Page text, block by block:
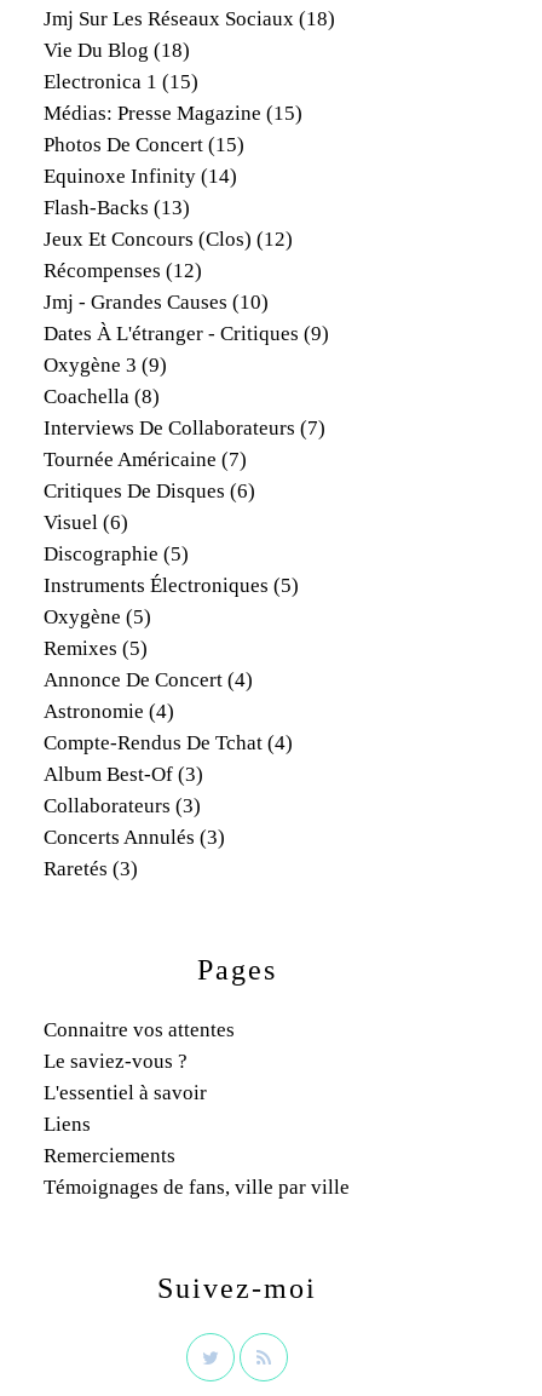
Jmj Sur Les Réseaux Sociaux (18)
Vie Du Blog (18)
Electronica 1 (15)
Médias: Presse Magazine (15)
Photos De Concert (15)
Equinoxe Infinity (14)
Flash-Backs (13)
Jeux Et Concours (clos) (12)
Récompenses (12)
Jmj - Grandes Causes (10)
Dates À L'étranger - Critiques (9)
Oxygène 3 (9)
Coachella (8)
Interviews De Collaborateurs (7)
Tournée Américaine (7)
Critiques De Disques (6)
Visuel (6)
Discographie (5)
Instruments Électroniques (5)
Oxygène (5)
Remixes (5)
Annonce De Concert (4)
Astronomie (4)
Compte-Rendus De Tchat (4)
Album Best-Of (3)
Collaborateurs (3)
Concerts Annulés (3)
Raretés (3)
Pages
Connaitre vos attentes
Le saviez-vous ?
L'essentiel à savoir
Liens
Remerciements
Témoignages de fans, ville par ville
Suivez-moi